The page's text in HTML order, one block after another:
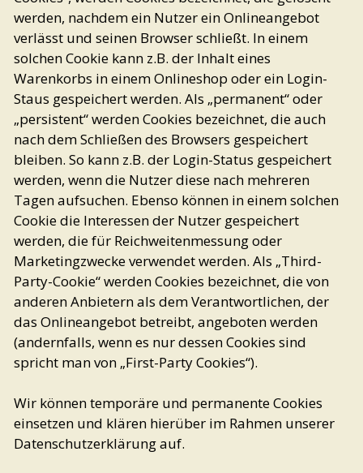
werden, nachdem ein Nutzer ein Onlineangebot
verlässt und seinen Browser schließt. In einem
solchen Cookie kann z.B. der Inhalt eines
Warenkorbs in einem Onlineshop oder ein Login-
Staus gespeichert werden. Als „permanent“ oder
„persistent“ werden Cookies bezeichnet, die auch
nach dem Schließen des Browsers gespeichert
bleiben. So kann z.B. der Login-Status gespeichert
werden, wenn die Nutzer diese nach mehreren
Tagen aufsuchen. Ebenso können in einem solchen
Cookie die Interessen der Nutzer gespeichert
werden, die für Reichweitenmessung oder
Marketingzwecke verwendet werden. Als „Third-
Party-Cookie“ werden Cookies bezeichnet, die von
anderen Anbietern als dem Verantwortlichen, der
das Onlineangebot betreibt, angeboten werden
(andernfalls, wenn es nur dessen Cookies sind
spricht man von „First-Party Cookies“).
Wir können temporäre und permanente Cookies
einsetzen und klären hierüber im Rahmen unserer
Datenschutzerklärung auf.